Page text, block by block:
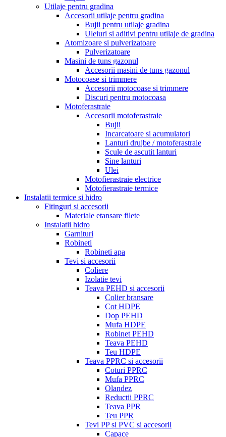
Utilaje pentru gradina
Accesorii utilaje pentru gradina
Bujii pentru utilaje gradina
Uleiuri si aditivi pentru utilaje de gradina
Atomizoare si pulverizatoare
Pulverizatoare
Masini de tuns gazonul
Accesorii masini de tuns gazonul
Motocoase si trimmere
Accesorii motocoase si trimmere
Discuri pentru motocoasa
Motoferastraie
Accesorii motoferastraie
Bujii
Incarcatoare si acumulatori
Lanturi drujbe / motoferastraie
Scule de ascutit lanturi
Sine lanturi
Ulei
Motofierastraie electrice
Motofierastraie termice
Instalatii termice si hidro
Fitinguri si accesorii
Materiale etansare filete
Instalatii hidro
Garnituri
Robineti
Robineti apa
Tevi si accesorii
Coliere
Izolatie tevi
Teava PEHD si accesorii
Colier bransare
Cot HDPE
Dop PEHD
Mufa HDPE
Robinet PEHD
Teava PEHD
Teu HDPE
Teava PPRC si accesorii
Coturi PPRC
Mufa PPRC
Olandez
Reductii PPRC
Teava PPR
Teu PPR
Tevi PP si PVC si accesorii
Capace